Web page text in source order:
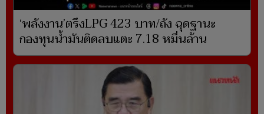
‘พลังงาน’ตรึงLPG 423 บาท/ถัง ฉุดฐานะ
กองทุนน้ำมันติดลบแตะ 7.18 หมื่นล้าน